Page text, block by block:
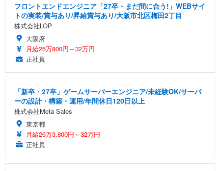
フロントエンドエンジニア「27卒・まだ間に合う!」WEBサイ
トの実装/賞与あり/昇給賞与あり/大阪市北区梅田2丁目
株式会社LOP
大阪府
月給26万800円～32万円
正社員
「新卒・27卒」ゲームサーバーエンジニア/未経験OK/サーバ
ーの設計・構築・運用/年間休日120日以上
株式会社Meta Sales
東京都
月給26万3,800円～32万円
正社員